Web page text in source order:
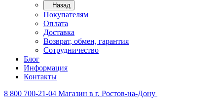
Назад
Покупателям
Оплата
Доставка
Возврат, обмен, гарантия
Сотрудничество
Блог
Информация
Контакты
8 800 700-21-04 Магазин в г. Ростов-на-Дону